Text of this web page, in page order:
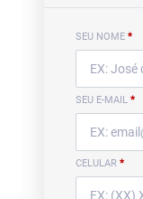
SEU NOME *
SEU E-MAIL *
CELULAR *